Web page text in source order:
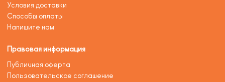
Условия доставки
Способы оплаты
Напишите нам
Правовая информация
Публичная оферта
Пользовательское соглашение